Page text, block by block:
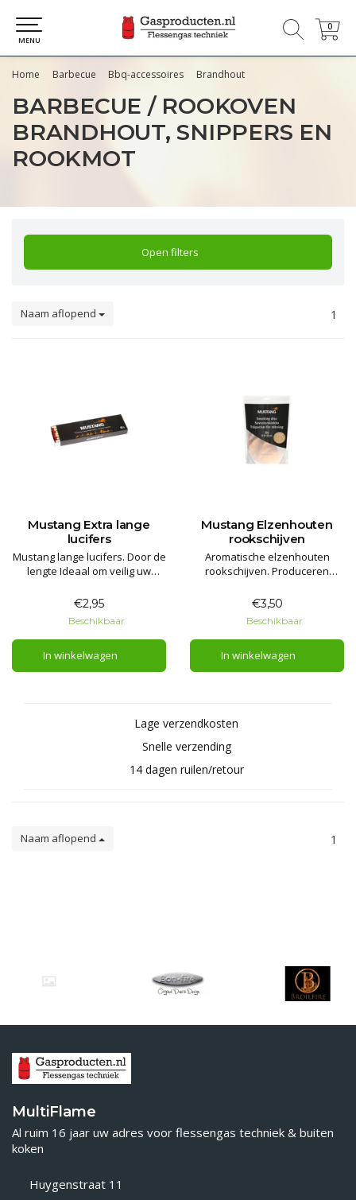
0
0
MENU
Home Barbecue Bbq-accessoires Brandhout
BARBECUE / ROOKOVEN
BRANDHOUT, SNIPPERS EN
ROOKMOT
Open filters
Naam aflopend 1
Mustang Extra lange
lucifers
Mustang lange lucifers. Door de
lengte Ideaal om veilig uw
smoker aan te steken.
€2,95
Beschikbaar
In winkelwagen
Mustang Elzenhouten
rookschijven
Aromatische elzenhouten
rookschijven. Produceren
schone, smeulende rook en
aroma per stuk.
€3,50
Beschikbaar
In winkelwagen
Lage verzendkosten
Snelle verzending
14 dagen ruilen/retour
Naam aflopend 1
MultiFlame
Al ruim 16 jaar uw adres voor flessengas techniek & buiten
koken
Huygenstraat 11